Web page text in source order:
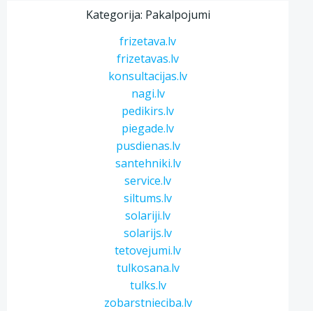
Kategorija: Pakalpojumi
frizetava.lv
frizetavas.lv
konsultacijas.lv
nagi.lv
pedikirs.lv
piegade.lv
pusdienas.lv
santehniki.lv
service.lv
siltums.lv
solariji.lv
solarijs.lv
tetovejumi.lv
tulkosana.lv
tulks.lv
zobarstnieciba.lv